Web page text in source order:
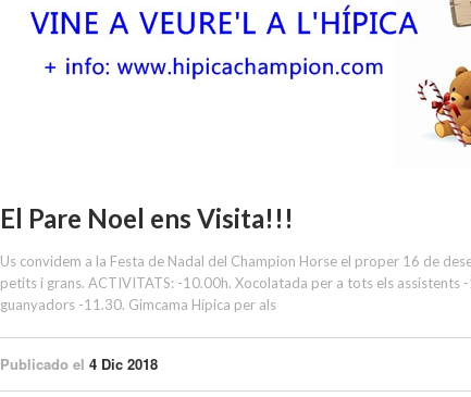
El Pare Noel ens Visita!!!
Us convidem a la Festa de Nadal del Champion Horse el proper 16 de
petits i grans. ACTIVITATS: -10.00h. Xocolatada per a tots els
guanyadors -11.30. Gimcama Hípica per als
Publicado el 4 Dic 2018